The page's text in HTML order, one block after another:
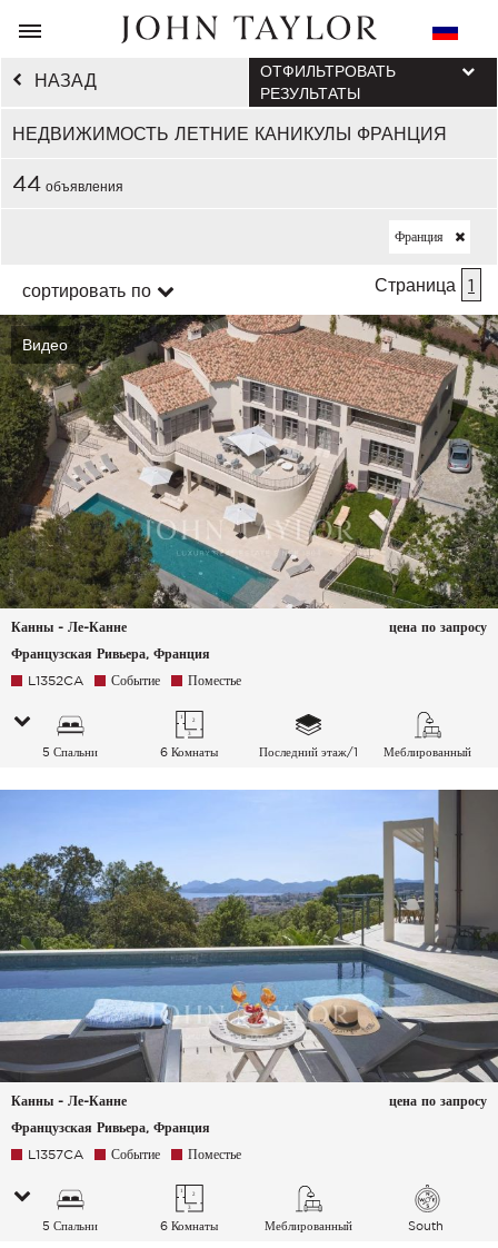
НАЗАД
НЕДВИЖИМОСТЬ ЛЕТНИЕ КАНИКУЛЫ ФРАНЦИЯ
ОТФИЛЬТРОВАТЬ
РЕЗУЛЬТАТЫ
44 объявления
Франция
сортировать по Страница 1
Видео
Канны - Ле-Канне
Французская Ривьера, Франция
цена по запросу
L1352CA Событие Поместье
5 Спальни 6 Комнаты Последний этаж/1 Меблированный
Канны - Ле-Канне
Французская Ривьера, Франция
цена по запросу
L1357CA Событие Поместье
5 Спальни 6 Комнаты Меблированный South